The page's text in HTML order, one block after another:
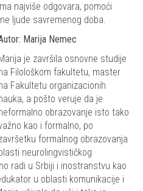
najviše odgovara, pomoći
ljude savremenog doba.
Marija Nemec
je završila osnovne studije
Filološkom fakultetu, master
Fakultetu organizacionih
a pošto veruje da je
obrazovanje isto tako
kao i formalno, po
formalnog obrazovanja
neurolingvističkog
radi u Srbiji i inostranstvu kao
u oblasti komunikacije i